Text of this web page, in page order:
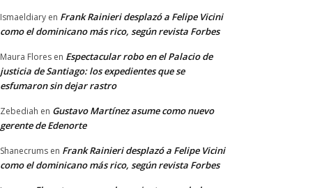
Ismaeldiary en Frank Rainieri desplazó a Felipe Vicini
como el dominicano más rico, según revista Forbes
Maura Flores en Espectacular robo en el Palacio de
justicia de Santiago: los expedientes que se
esfumaron sin dejar rastro
Zebediah en Gustavo Martínez asume como nuevo
gerente de Edenorte
Shanecrums en Frank Rainieri desplazó a Felipe Vicini
como el dominicano más rico, según revista Forbes